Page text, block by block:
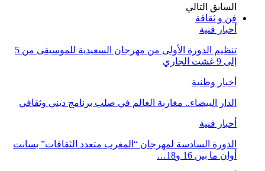
السابق التالي
فن و ثقافة
أخبار فنية
تنظيم الدورة الأولى من مهرجان السعيدية للموسيقى من 5
إلى 9 غشت الجاري
أخبار وطنية
الدار البيضاء.. مغاربة العالم في صلب برنامج ديني وثقافي
أخبار فنية
الدورة السادسة لمهرجان “المغرب متعدد الثقافات” بسانت
أوان ما بين 16 و18…